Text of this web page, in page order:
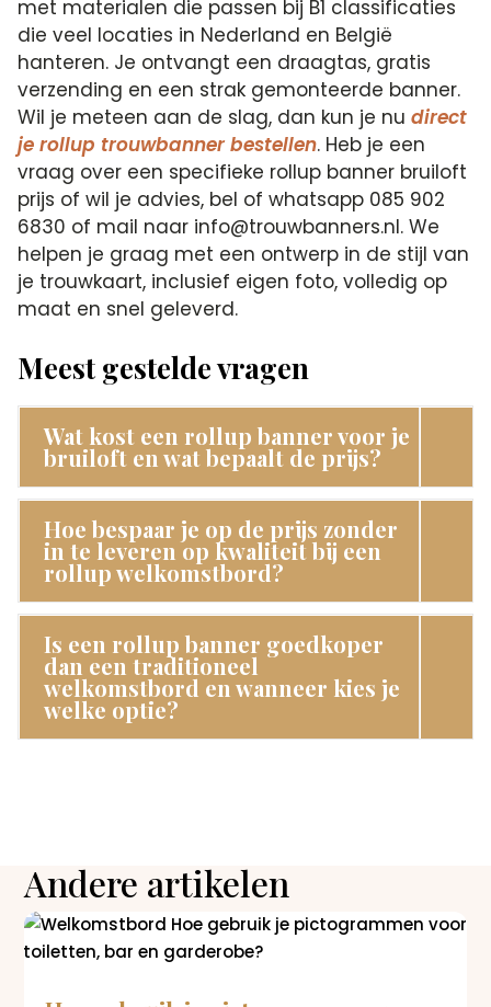
met materialen die passen bij B1 classificaties
die veel locaties in Nederland en België
hanteren. Je ontvangt een draagtas, gratis
verzending en een strak gemonteerde banner.
Wil je meteen aan de slag, dan kun je nudirect
je rollup trouwbanner bestellen. Heb je een
vraag over een specifieke rollup banner bruiloft
prijs of wil je advies, bel of whatsapp 085 902
6830 of mail naar info@trouwbanners.nl. We
helpen je graag met een ontwerp in de stijl van
je trouwkaart, inclusief eigen foto, volledig op
maat en snel geleverd.
Meest gestelde vragen
Wat kost een rollup banner voor je
bruiloft en wat bepaalt de prijs?
Hoe bespaar je op de prijs zonder
in te leveren op kwaliteit bij een
rollup welkomstbord?
Is een rollup banner goedkoper
dan een traditioneel
welkomstbord en wanneer kies je
welke optie?
Andere artikelen